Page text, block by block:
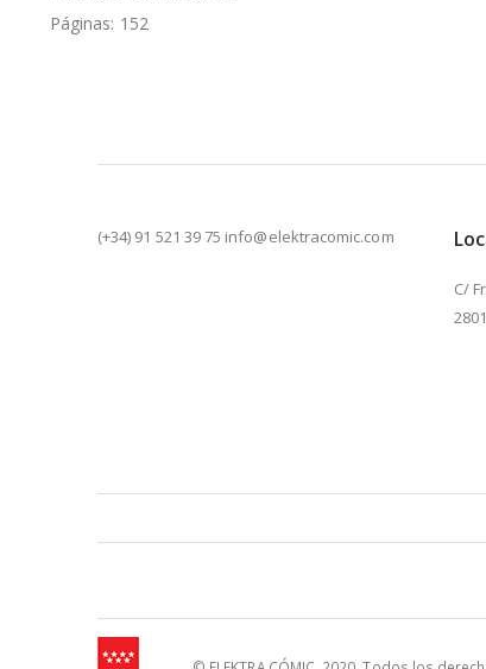
Páginas: 152
(+34) 91 521 39 75 info@elektracomic.com
C/